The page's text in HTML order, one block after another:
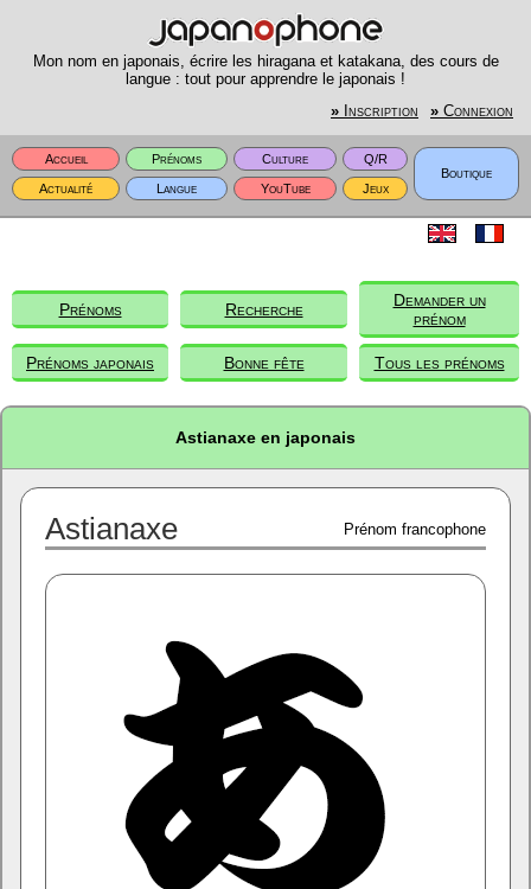
Mon nom en japonais, écrire les hiragana et katakana, des cours de
langue : tout pour apprendre le japonais !
» Inscription » Connexion
Accueil Prénoms Culture
Q/R
Boutique
Actualité
Langue YouTube Jeux
Prénoms Recherche
Demander un
prénom
Prénoms japonais Bonne fête Tous les prénoms
Astianaxe en japonais
Astianaxe Prénom francophone